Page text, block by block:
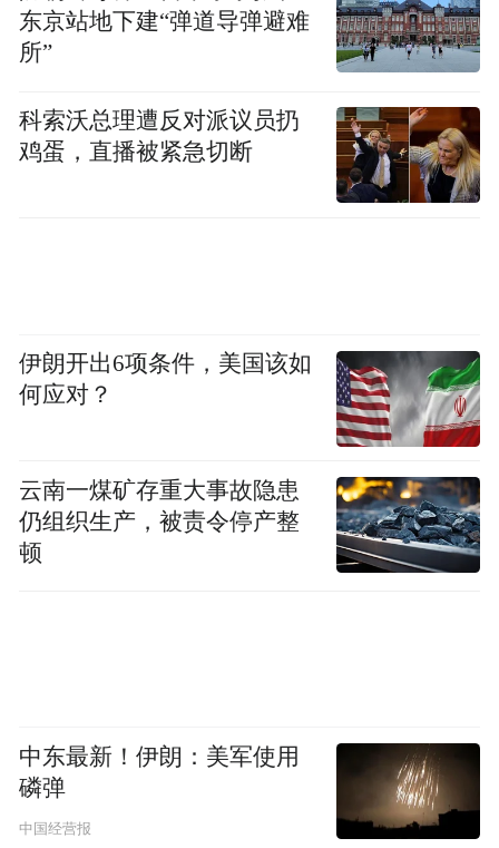
9月2日上午，杭州市上城区市场监督管理局
工作人员回应称，暂不清楚2000多元一碗面
到明码标价。消费者也可以选择公平交易。
该局另有相关科室工作人员告诉极目新闻记
者，不久前曾到该面馆现场检查，未发现食
布，本平台仅提供信息存储空间服务。
Notice: The content above (including the videos,
pictures and audios if any) is uploaded and posted
by the user of Dafeng Hao, which is a social media
space services.”
东京站地下建“弹道导弹避难
所”
科索沃总理遭反对派议员扔
鸡蛋，直播被紧急切断
伊朗开出6项条件，美国该如
何应对？
云南一煤矿存重大事故隐患
仍组织生产，被责令停产整
顿
中东最新！伊朗：美军使用
磷弹
中国经营报